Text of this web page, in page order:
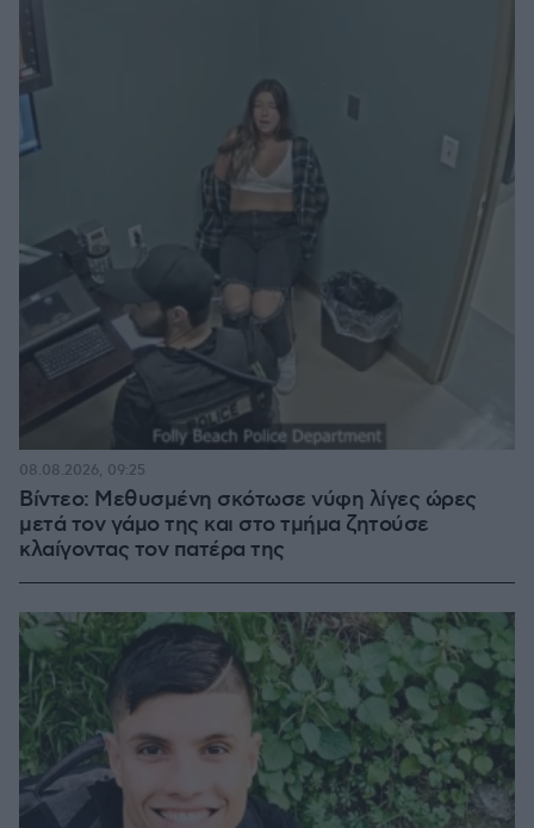
Βίντεο: Μεθυσμένη σκότωσε νύφη λίγες ώρες
μετά τον γάμο της και στο τμήμα ζητούσε
κλαίγοντας τον πατέρα της
08.08.2026, 09:25